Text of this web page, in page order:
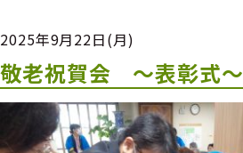
2025年9月22日(月)
敬老祝賀会 ～表彰式～